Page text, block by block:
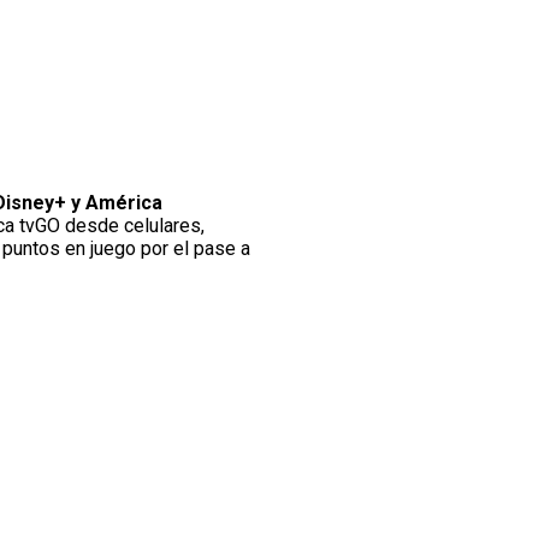
y América
tvGO desde celulares,
en juego por el pase a